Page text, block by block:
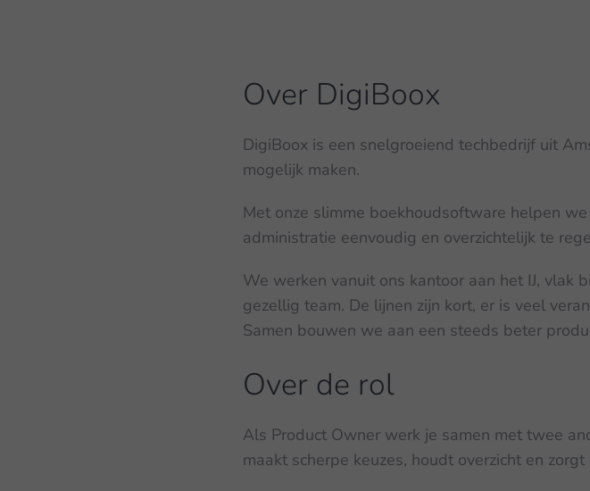
Over DigiBoox
DigiBoox is een snelgroeiend techbedrijf uit
mogelijk maken.
Met onze slimme boekhoudsoftware helpen
administratie eenvoudig en overzichtelijk te
We werken vanuit ons kantoor aan het IJ, vlak
gezellig team. De lijnen zijn kort, er is veel
Samen bouwen we aan een steeds beter
Over de rol
Als Product Owner werk je samen met twee
maakt scherpe keuzes, houdt overzicht en